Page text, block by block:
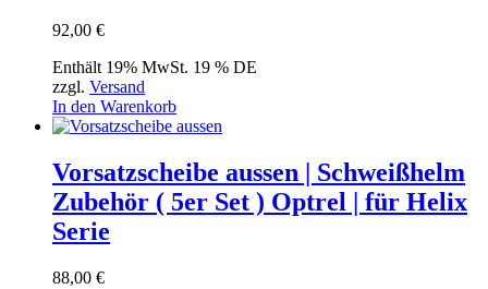
92,00 €
Enthält 19% MwSt. 19 % DE
zzgl. Versand
In den Warenkorb
Vorsatzscheibe aussen | Schweißhelm
Zubehör ( 5er Set ) Optrel | für Helix
Serie
88,00 €